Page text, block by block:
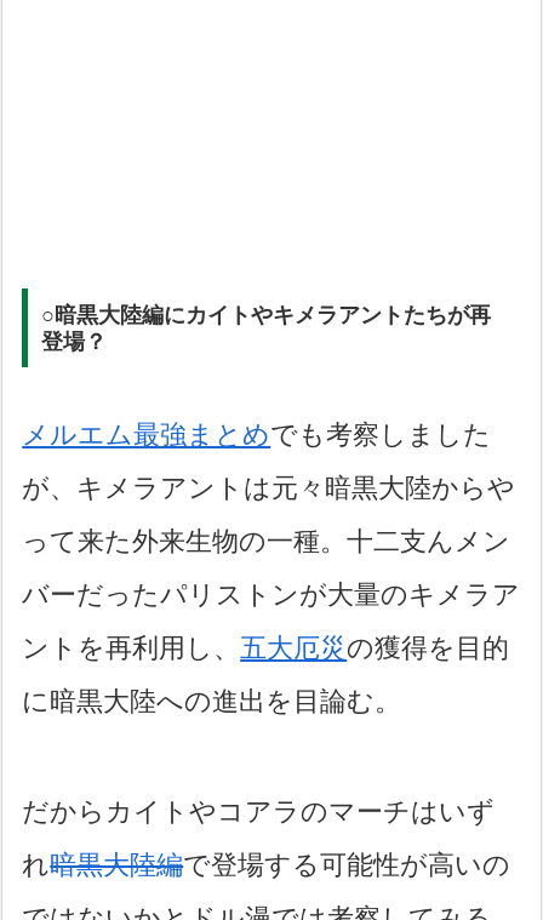
○暗黒大陸編にカイトやキメラアントたちが再
登場？
メルエム最強まとめでも考察しました
が、キメラアントは元々暗黒大陸からや
って来た外来生物の一種。十二支んメン
バーだったパリストンが大量のキメラア
ントを再利用し、五大厄災の獲得を目的
に暗黒大陸への進出を目論む。
だからカイトやコアラのマーチはいず
れ暗黒大陸編で登場する可能性が高いの